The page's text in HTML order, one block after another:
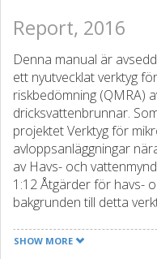
Report, 2016
Denna manual är
ett nyutvecklat verktyg
riskbedömning (QMRA)
dricksvattenbrunnar.
projektet Verktyg för
avloppsanläggningar
av Havs- och
1:12 Åtgärder för havs-
bakgrunden till detta
manual, har tidigare
SHOW MORE